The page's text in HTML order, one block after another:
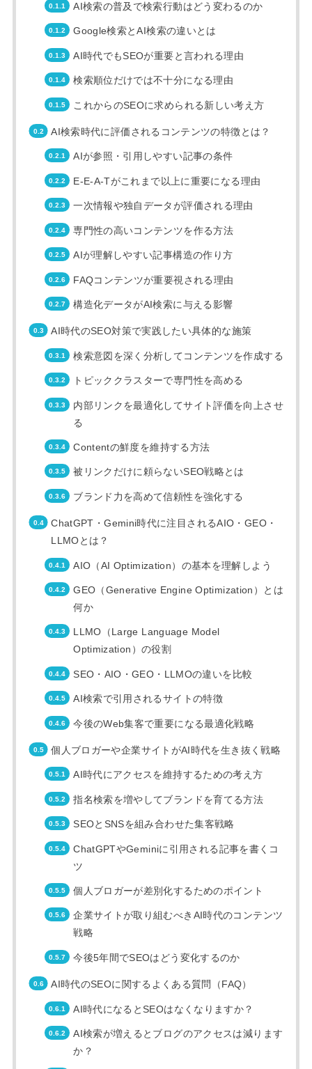
AI検索の普及で検索行動はどう変わるのか
Google検索とAI検索の違いとは
AI時代でもSEOが重要と言われる理由
検索順位だけでは不十分になる理由
これからのSEOに求められる新しい考え方
AI検索時代に評価されるコンテンツの特徴とは？
AIが参照・引用しやすい記事の条件
E-E-A-Tがこれまで以上に重要になる理由
一次情報や独自データが評価される理由
専門性の高いコンテンツを作る方法
AIが理解しやすい記事構造の作り方
FAQコンテンツが重要視される理由
構造化データがAI検索に与える影響
AI時代のSEO対策で実践したい具体的な施策
検索意図を深く分析してコンテンツを作成する
トピッククラスターで専門性を高める
内部リンクを最適化してサイト評価を向上させ
る
Contentの鮮度を維持する方法
被リンクだけに頼らないSEO戦略とは
ブランド力を高めて信頼性を強化する
ChatGPT・Gemini時代に注目されるAIO・GEO・
LLMOとは？
AIO（AI Optimization）の基本を理解しよう
GEO（Generative Engine Optimization）とは
何か
LLMO（Large Language Model
Optimization）の役割
SEO・AIO・GEO・LLMOの違いを比較
AI検索で引用されるサイトの特徴
今後のWeb集客で重要になる最適化戦略
個人ブロガーや企業サイトがAI時代を生き抜く戦略
AI時代にアクセスを維持するための考え方
指名検索を増やしてブランドを育てる方法
SEOとSNSを組み合わせた集客戦略
ChatGPTやGeminiに引用される記事を書くコ
ツ
個人ブロガーが差別化するためのポイント
企業サイトが取り組むべきAI時代のコンテンツ
戦略
今後5年間でSEOはどう変化するのか
AI時代のSEOに関するよくある質問（FAQ）
AI時代になるとSEOはなくなりますか？
AI検索が増えるとブログのアクセスは減ります
か？